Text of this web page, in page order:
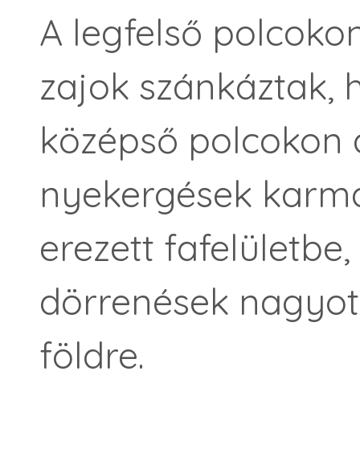
A legfelső
zajok szánkáztak,
középső polcokon
nyekergések
erezett
dörrenések
földre.